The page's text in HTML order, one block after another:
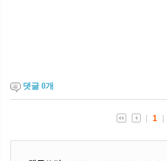
댓글 0개